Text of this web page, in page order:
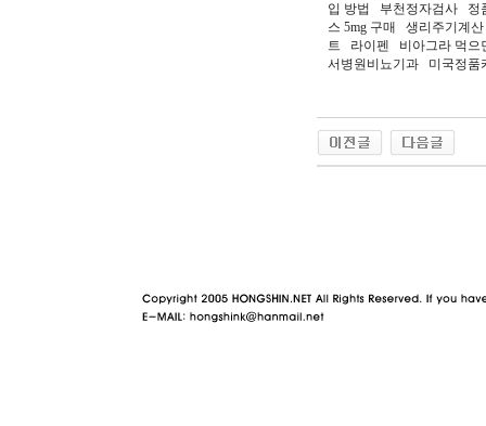
입 방법 부천정자검사 정
스 5mg 구매 생리주기계
트 라이펜 비아그라 먹으
서병원비뇨기과 미국정